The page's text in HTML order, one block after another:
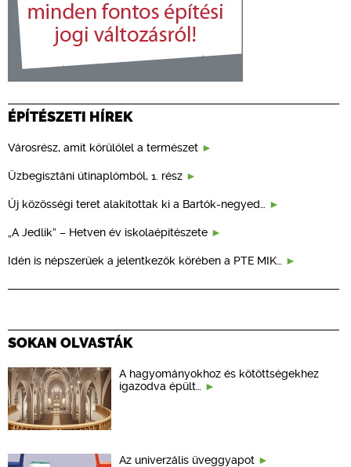
ÉPÍTÉSZETI HÍREK
Városrész, amit körülölel a természet
Üzbegisztáni útinaplómból, 1. rész
Új közösségi teret alakítottak ki a Bartók-negyed…
„A Jedlik” – Hetven év iskolaépítészete
Idén is népszerűek a jelentkezők körében a PTE MIK…
SOKAN OLVASTÁK
A hagyományokhoz és kötöttségekhez
igazodva épült…
Az univerzális üveggyapot